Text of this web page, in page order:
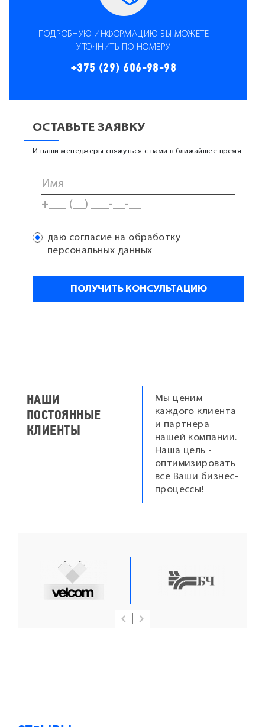
ПОДРОБНУЮ ИНФОРМАЦИЮ ВЫ МОЖЕТЕ
УТОЧНИТЬ ПО НОМЕРУ
+375 (29) 606-98-98
ОСТАВЬТЕ ЗАЯВКУ
И наши менеджеры свяжуться с вами в ближайшее время
даю согласие на обработку
персональных данных
keyboard_arrow_leftPrevious
keyboard_arrow_right
НАШИ
ПОСТОЯННЫЕ
КЛИЕНТЫ
Мы ценим
каждого клиента
и партнера
нашей компании.
Наша цель -
оптимизировать
все Ваши бизнес-
процессы!